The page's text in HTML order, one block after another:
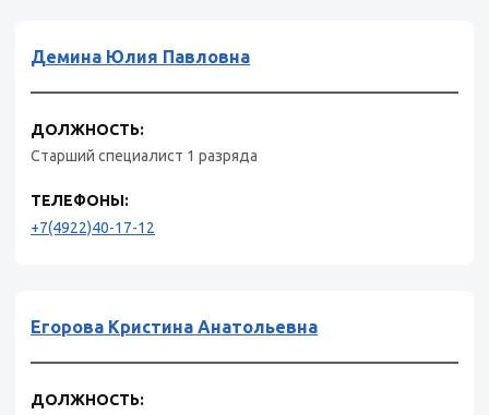
Демина Юлия Павловна
ДОЛЖНОСТЬ:
Старший специалист 1 разряда
ТЕЛЕФОНЫ:
+7(4922)40-17-12
Егорова Кристина Анатольевна
ДОЛЖНОСТЬ: